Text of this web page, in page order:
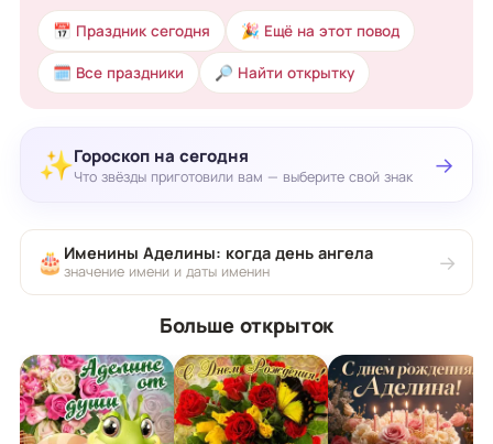
📅 Праздник сегодня 🎉 Ещё на этот повод
🗓 Все праздники 🔎 Найти открытку
✨Гороскоп на сегодня
Что звёзды приготовили вам — выберите свой знак →
🎂 Именины Аделины: когда день ангела
значение имени и даты именин →
Больше открыток